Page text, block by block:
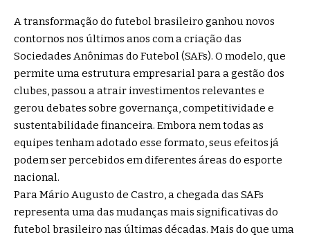
A transformação do futebol brasileiro ganhou novos
contornos nos últimos anos com a criação das
Sociedades Anônimas do Futebol (SAFs). O modelo, que
permite uma estrutura empresarial para a gestão dos
clubes, passou a atrair investimentos relevantes e
gerou debates sobre governança, competitividade e
sustentabilidade financeira. Embora nem todas as
equipes tenham adotado esse formato, seus efeitos já
podem ser percebidos em diferentes áreas do esporte
nacional.
Para Mário Augusto de Castro, a chegada das SAFs
representa uma das mudanças mais significativas do
futebol brasileiro nas últimas décadas. Mais do que uma